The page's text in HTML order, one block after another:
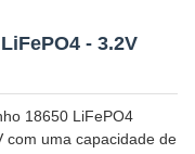
- 3.2V
18650 LiFePO4
com uma capacidade de